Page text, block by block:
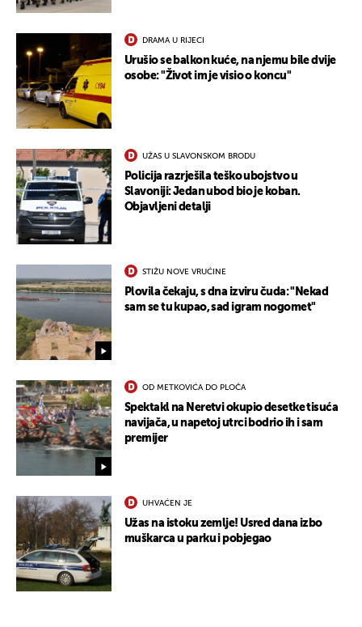
DRAMA U RIJECI
Urušio se balkon kuće, na njemu bile dvije
osobe: "Život im je visio o koncu"
UŽAS U SLAVONSKOM BRODU
Policija razrješila teško ubojstvo u
Slavoniji: Jedan ubod bio je koban.
Objavljeni detalji
STIŽU NOVE VRUĆINE
Plovila čekaju, s dna izviru čuda: "Nekad
sam se tu kupao, sad igram nogomet"
OD METKOVIĆA DO PLOČA
Spektakl na Neretvi okupio desetke tisuća
navijača, u napetoj utrci bodrio ih i sam
premijer
UHVAĆEN JE
Užas na istoku zemlje! Usred dana izbo
muškarca u parku i pobjegao